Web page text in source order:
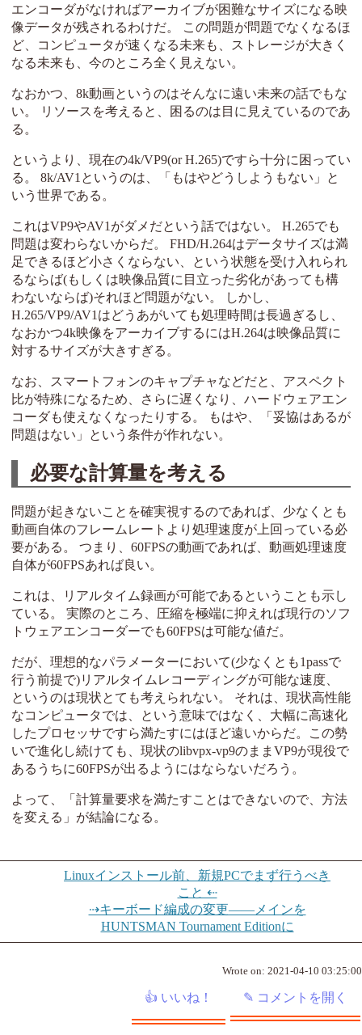
エンコーダがなければアーカイブが困難なサイズになる映
像データが残されるわけだ。 この問題が問題でなくなるほ
ど、コンピュータが速くなる未来も、ストレージが大きく
なる未来も、今のところ全く見えない。
なおかつ、8k動画というのはそんなに遠い未来の話でもな
い。 リソースを考えると、困るのは目に見えているのであ
る。
というより、現在の4k/VP9(or H.265)ですら十分に困ってい
る。 8k/AV1というのは、「もはやどうしようもない」と
いう世界である。
これはVP9やAV1がダメだという話ではない。 H.265でも
問題は変わらないからだ。 FHD/H.264はデータサイズは満
足できるほど小さくならない、という状態を受け入れられ
るならば(もしくは映像品質に目立った劣化があっても構
わないならば)それほど問題がない。 しかし、
H.265/VP9/AV1はどうあがいても処理時間は長過ぎるし、
なおかつ4k映像をアーカイブするにはH.264は映像品質に
対するサイズが大きすぎる。
なお、スマートフォンのキャプチャなどだと、アスペクト
比が特殊になるため、さらに遅くなり、ハードウェアエン
コーダも使えなくなったりする。 もはや、「妥協はあるが
問題はない」という条件が作れない。
必要な計算量を考える
問題が起きないことを確実視するのであれば、少なくとも
動画自体のフレームレートより処理速度が上回っている必
要がある。 つまり、60FPSの動画であれば、動画処理速度
自体が60FPSあれば良い。
これは、リアルタイム録画が可能であるということも示し
ている。 実際のところ、圧縮を極端に抑えれば現行のソフ
トウェアエンコーダーでも60FPSは可能な値だ。
だが、理想的なパラメーターにおいて(少なくとも1passで
行う前提で)リアルタイムレコーディングが可能な速度、
というのは現状とても考えられない。 それは、現状高性能
なコンピュータでは、という意味ではなく、大幅に高速化
したプロセッサですら満たすにはほど遠いからだ。この勢
いで進化し続けても、現状のlibvpx-vp9のままVP9が現役で
あるうちに60FPSが出るようにはならないだろう。
よって、「計算量要求を満たすことはできないので、方法
を変える」が結論になる。
Linuxインストール前、新規PCでまず行うべき
こと ⇠
⇢キーボード編成の変更――メインを
HUNTSMAN Tournament Editionに
Wrote on: 2021-04-10 03:25:00